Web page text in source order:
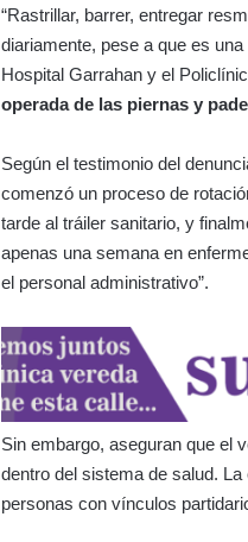
“Rastrillar, barrer, entregar
diariamente, pese a que es
Hospital Garrahan y el
operada de las piernas y
Según el testimonio del
comenzó un proceso de
tarde al tráiler sanitario, y
apenas una semana en
el personal administrativo”.
Sin embargo, aseguran que el
dentro del sistema de salud.
personas con vínculos